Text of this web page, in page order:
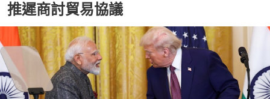
推遲商討貿易協議